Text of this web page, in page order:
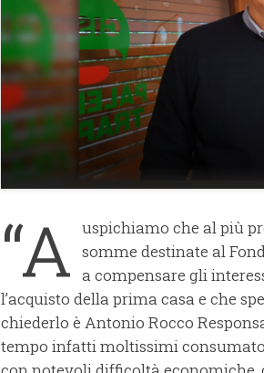
“A uspichiamo che al più
somme destinate al
a compensare gli
l’acquisto della prima casa e che
chiederlo è Antonio Rocco
tempo infatti moltissimi